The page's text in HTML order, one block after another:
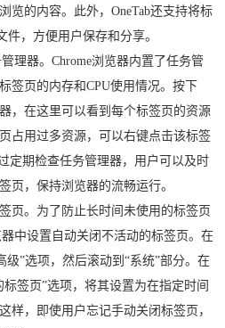
览的内容。此外，OneTab还支持将标
，方便用户保存和分享。
理器。Chrome浏览器内置了任务管
签页的内存和CPU使用情况。按下
，在这里可以看到每个标签页的资源
占用过多资源，可以右键点击该标签
定期检查任务管理器，用户可以及时
页，保持浏览器的流畅运行。
页。为了防止长时间未使用的标签页
中设置自动关闭不活动的标签页。在
级”选项，然后滚动到“系统”部分。在
签页”选项，将其设置为在指定时间
样，即使用户忘记手动关闭标签页，